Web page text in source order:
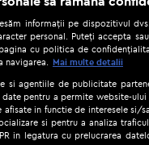
Gestionați preferințele|
informații pe dispozitivul
personal. Puteți accepta
cu politica de
Mai multe detalii
si agentiile de publicitate
pentru a permite website-ului
in functie de interesele si/
si pentru a analiza
in legatura cu prelucrarea